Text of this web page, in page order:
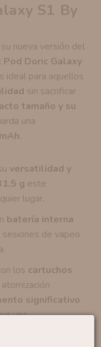
S1 By
nueva versión del
Pod Doric Galaxy
ideal para aquellos
sin sacrificar
tamaño y su
una
.
versatilidad y
g este
lugar.
batería interna
sesiones de vapeo
los cartuchos
significativo
una